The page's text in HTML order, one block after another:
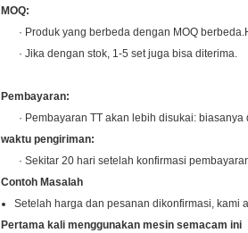
MOQ:
· Produk yang berbeda dengan MOQ
· Jika dengan stok, 1-5 set juga bisa diterima.
Pembayaran:
· Pembayaran TT akan lebih disukai:
waktu pengiriman:
· Sekitar 20 hari setelah konfirmasi
Contoh Masalah
Setelah harga dan pesanan dikonfirmasi, kami
Pertama kali menggunakan mesin semacam ini